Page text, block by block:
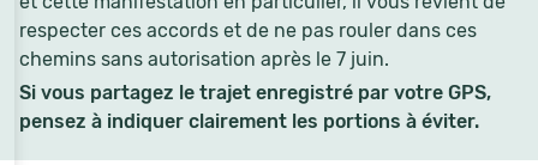
respecter ces accords et de ne pas rouler dans ces
chemins sans autorisation après le 7 juin.
Si vous partagez le trajet enregistré par votre GPS,
pensez à indiquer clairement les portions à éviter.